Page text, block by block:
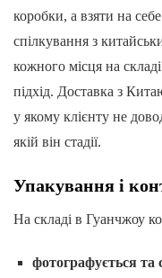
коробки, а взяти на
спілкування з
кожного місця на
підхід. Доставка з
у якому клієнту не
якій він стадії.
Упакування і
На складі в Гуанчжоу
фотографується та